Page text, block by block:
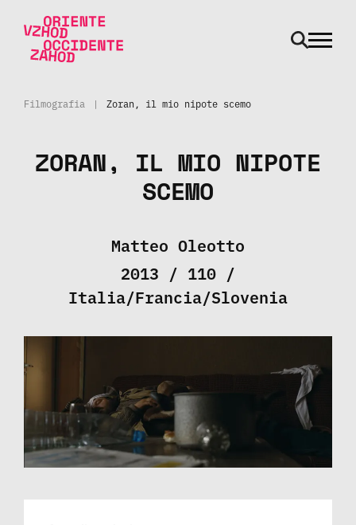
odpri
Filmografia | Zoran, il mio nipote scemo
ZORAN, IL MIO NIPOTE
SCEMO
Matteo Oleotto
2013 / 110 /
Italia/Francia/Slovenia